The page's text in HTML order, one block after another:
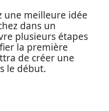
une meilleure idée
dans un
plusieurs étapes
la première
de créer une
le début.